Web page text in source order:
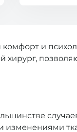
и
изменениями